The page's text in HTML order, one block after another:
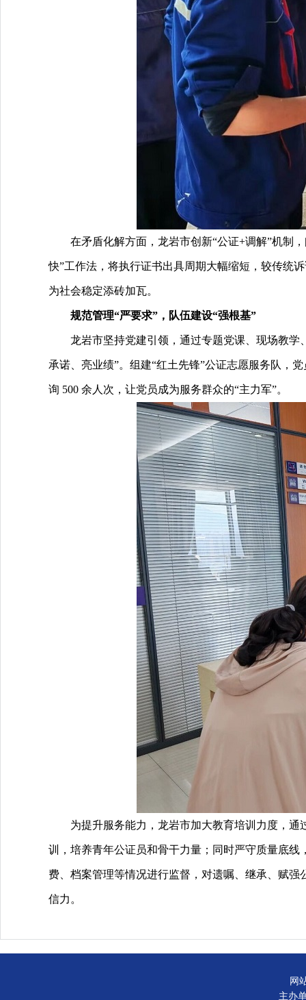
在矛盾化解方面，龙岩市创新“公证+调解”机制
快”工作法，将执行证书出具周期大幅缩短，较传统
为社会稳定添砖加瓦。
规范管理“严要求”，队伍建设“强根基”
龙岩市坚持党建引领，通过专题党课、现场教学
承诺、亮业绩”。组建“红土先锋”公证志愿服务队，
询 500 余人次，让党员成为服务群众的“主力军”。
为提升服务能力，龙岩市加大教育培训力度，
训，培养青年公证员和骨干力量；同时严守质量底
费、档案管理等情况进行监督，对遗嘱、继承、赋强
信力。
网
主办